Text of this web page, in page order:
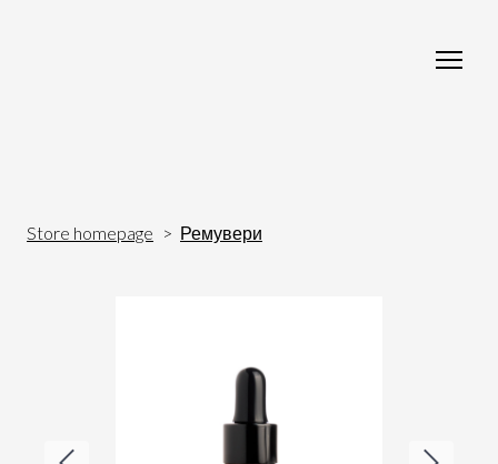
Store homepage Ремувери